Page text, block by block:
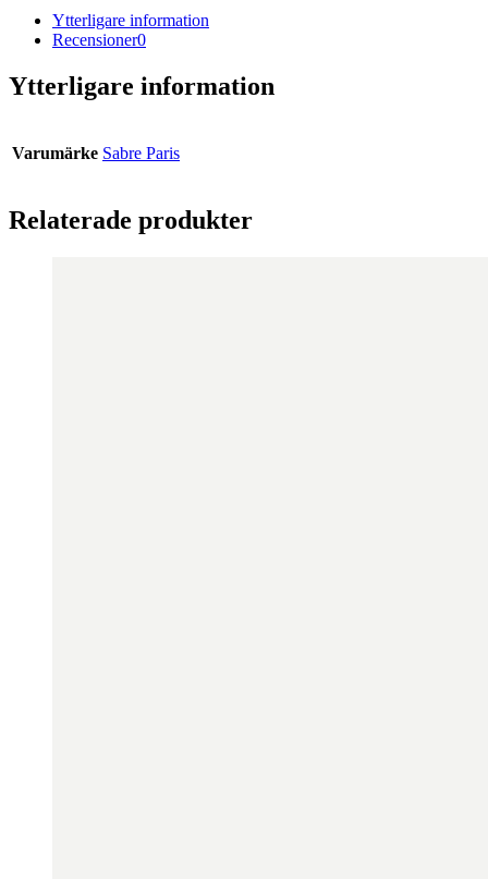
Ytterligare information
Recensioner0
Ytterligare information
Varumärke Sabre Paris
Relaterade produkter